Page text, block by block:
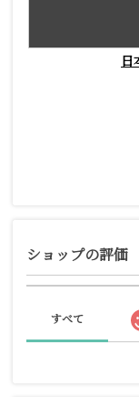
日
ショップの評価
すべて